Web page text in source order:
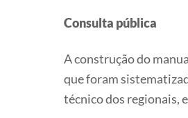
Consulta pública
A construção do
que foram
técnico dos regionais,